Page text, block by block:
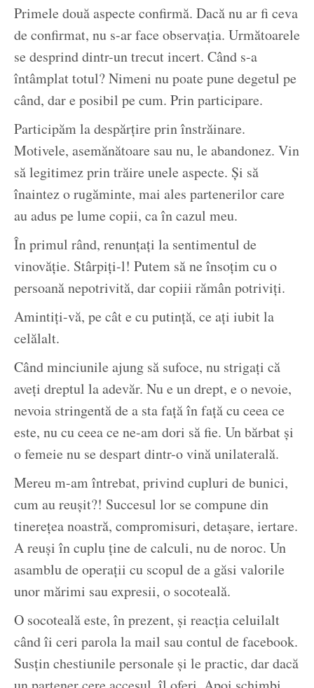
Primele două aspecte confirmă. Dacă nu ar fi ceva
de confirmat, nu s-ar face observația. Următoarele
se desprind dintr-un trecut incert. Când s-a
întâmplat totul? Nimeni nu poate pune degetul pe
când, dar e posibil pe cum. Prin participare.
Participăm la despărțire prin înstrăinare.
Motivele, asemănătoare sau nu, le abandonez. Vin
să legitimez prin trăire unele aspecte. Și să
înaintez o rugăminte, mai ales partenerilor care
au adus pe lume copii, ca în cazul meu.
În primul rând, renunțați la sentimentul de
vinovăție. Stârpiți-l! Putem să ne însoțim cu o
persoană nepotrivită, dar copiii rămân potriviți.
Amintiți-vă, pe cât e cu putință, ce ați iubit la
celălalt.
Când minciunile ajung să sufoce, nu strigați că
aveți dreptul la adevăr. Nu e un drept, e o nevoie,
nevoia stringentă de a sta față în față cu ceea ce
este, nu cu ceea ce ne-am dori să fie. Un bărbat și
o femeie nu se despart dintr-o vină unilaterală.
Mereu m-am întrebat, privind cupluri de bunici,
cum au reușit?! Succesul lor se compune din
tinerețea noastră, compromisuri, detașare, iertare.
A reuși în cuplu ține de calculi, nu de noroc. Un
asamblu de operații cu scopul de a găsi valorile
unor mărimi sau expresii, o socoteală.
O socoteală este, în prezent, și reacția celuilalt
când îi ceri parola la mail sau contul de facebook.
Susțin chestiunile personale și le practic, dar dacă